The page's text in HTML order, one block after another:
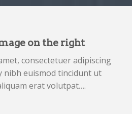
on the right
consectetuer adipiscing
nibh euismod tincidunt ut
erat volutpat….